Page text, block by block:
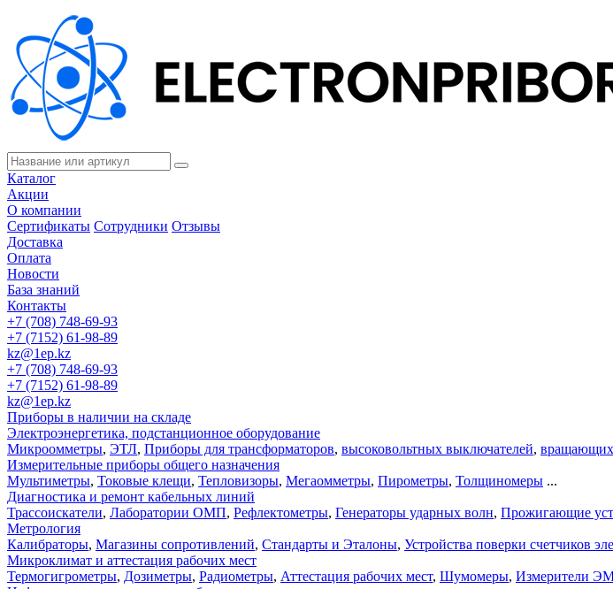
Каталог
Акции
О компании
Сертификаты Сотрудники Отзывы
Доставка
Оплата
Новости
База знаний
Контакты
+7 (708) 748-69-93
+7 (7152) 61-98-89
kz@1ep.kz
+7 (708) 748-69-93
+7 (7152) 61-98-89
kz@1ep.kz
Приборы в наличии на складе
Электроэнергетика, подстанционное оборудование
Микроомметры, ЭТЛ, Приборы для трансформаторов, высоковольтных выключателей,
Измерительные приборы общего назначения
Мультиметры, Токовые клещи, Тепловизоры, Мегаомметры, Пирометры, Толщиномеры ...
Диагностика и ремонт кабельных линий
Трассоискатели, Лаборатории ОМП, Рефлектометры, Генераторы ударных волн, Прожигающие
Метрология
Калибраторы, Магазины сопротивлений, Стандарты и Эталоны, Устройства поверки счетчиков
Микроклимат и аттестация рабочих мест
Термогигрометры, Дозиметры, Радиометры, Аттестация рабочих мест, Шумомеры, Измерители